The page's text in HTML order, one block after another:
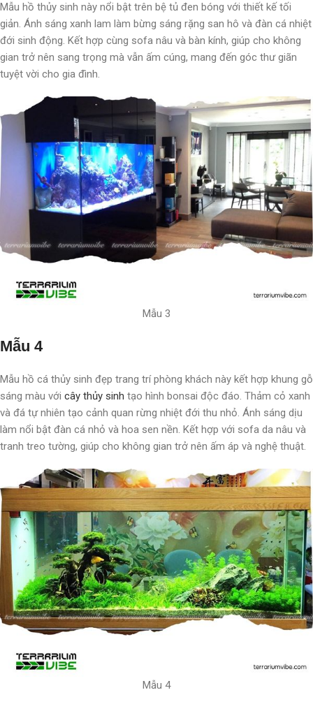
Mẫu hồ thủy sinh này nổi bật trên bệ tủ đen bóng với thiết kế tối
giản. Ánh sáng xanh lam làm bừng sáng rặng san hô và đàn cá nhiệt
đới sinh động. Kết hợp cùng sofa nâu và bàn kính, giúp cho không
gian trở nên sang trọng mà vẫn ấm cúng, mang đến góc thư giãn
tuyệt vời cho gia đình.
Mẫu 3
Mẫu 4
Mẫu hồ cá thủy sinh đẹp trang trí phòng khách này kết hợp khung gỗ
sáng màu với cây thủy sinh tạo hình bonsai độc đáo. Thảm cỏ xanh
và đá tự nhiên tạo cảnh quan rừng nhiệt đới thu nhỏ. Ánh sáng dịu
làm nổi bật đàn cá nhỏ và hoa sen nền. Kết hợp với sofa da nâu và
tranh treo tường, giúp cho không gian trở nên ấm áp và nghệ thuật.
Mẫu 4